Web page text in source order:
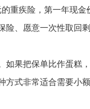
重疾险，第一年现金
险、愿意一次性取回
如果把保单比作蛋糕
式非常适合需要小额